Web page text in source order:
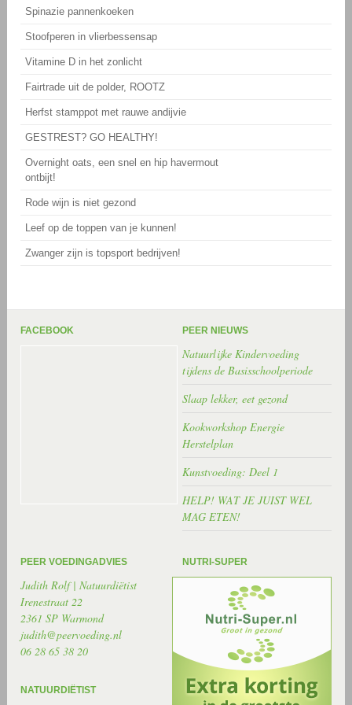
Spinazie pannenkoeken
Stoofperen in vlierbessensap
Vitamine D in het zonlicht
Fairtrade uit de polder, ROOTZ
Herfst stamppot met rauwe andijvie
GESTREST? GO HEALTHY!
Overnight oats, een snel en hip havermout
ontbijt!
Rode wijn is niet gezond
Leef op de toppen van je kunnen!
Zwanger zijn is topsport bedrijven!
FACEBOOK PEER NIEUWS
Natuurlijke Kindervoeding
tijdens de Basisschoolperiode
Slaap lekker, eet gezond
Kookworkshop Energie
Herstelplan
Kunstvoeding: Deel 1
HELP! WAT JE JUIST WEL
MAG ETEN!
PEER VOEDINGADVIES
Judith Rolf | Natuurdiëtist
Irenestraat 22
2361 SP Warmond
judith@peervoeding.nl
06 28 65 38 20
NATUURDIËTIST
NUTRI-SUPER